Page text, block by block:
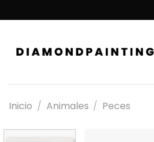
Inicio / Animales / Peces